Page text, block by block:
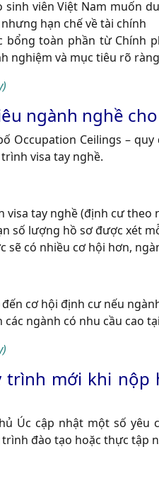
sinh viên Việt Nam muốn
hạn chế về tài chính
bổng toàn phần từ Chính
nghiệm và mục tiêu rõ ràng
ngành nghề
Occupation Ceilings –
visa tay nghề.
visa tay nghề (định cư theo
số lượng hồ sơ được xét
sẽ có nhiều cơ hội hơn,
cơ hội định cư nếu
các ngành có nhu cầu cao
trình mới khi nộp
Úc cập nhật một số yêu
đào tạo hoặc thực tập